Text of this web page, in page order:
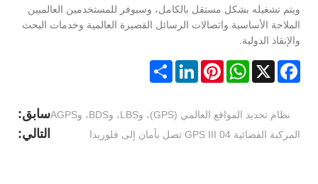
ويتم تشغيله بشكل مستقل بالكامل، وسيوفر للمستخدمين العالميين
الملاحة الأساسية واتصالات الرسائل القصيرة العالمية وخدمات البحث
والإنقاذ الدولية.
Facebook
X
WhatsApp
Pinterest
LinkedIn
Share
سابق: نظام تحديد المواقع العالمي (GPS)، وLBS، وBDS، وAGPS
التالي: المركبة الفضائية GPS III 04 تصل بأمان إلى فلوريدا